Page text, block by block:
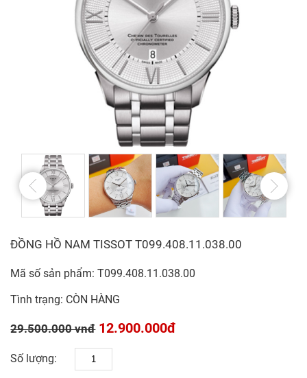
ĐỒNG HỒ NAM TISSOT T099.408.11.038.00
Mã số sản phẩm: T099.408.11.038.00
Tình trạng: CÒN HÀNG
29.500.000 vnđ12.900.000đ
Số lượng: